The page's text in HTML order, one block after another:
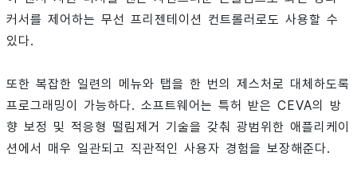
커서를 제어하는 무선 프리젠테이션 컨트롤러로도 사용할 수
있다.
또한 복잡한 일련의 메뉴와 탭을 한 번의 제스처로 대체하도록
프로그래밍이 가능하다. 소프트웨어는 특허 받은 CEVA의 방
향 보정 및 적응형 떨림제거 기술을 갖춰 광범위한 애플리케이
션에서 매우 일관되고 직관적인 사용자 경험을 보장해준다.